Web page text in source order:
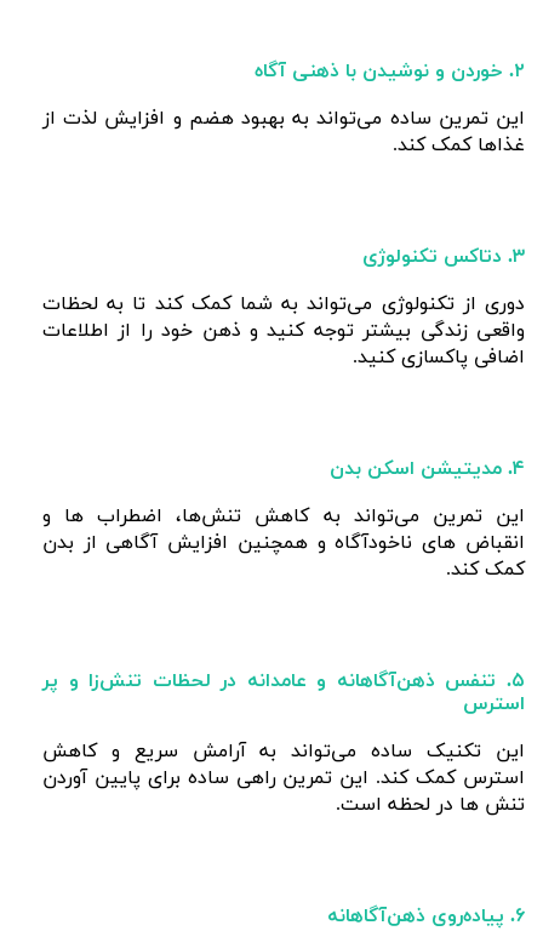
۲. خوردن و نوشیدن با ذهنی آگاه
این تمرین ساده می‌تواند به بهبود هضم و افزایش لذت از
غذاها کمک کند.
۳. دتاکس تکنولوژی
دوری از تکنولوژی می‌تواند به شما کمک کند تا به لحظات
واقعی زندگی بیشتر توجه کنید و ذهن خود را از اطلاعات
اضافی پاکسازی کنید.
۴. مدیتیشن اسکن بدن
این تمرین می‌تواند به کاهش تنش‌ها، اضطراب ها و
انقباض های ناخودآگاه و همچنین افزایش آگاهی از بدن
کمک کند.
۵. تنفس ذهن‌آگاهانه و عامدانه در لحظات تنش‌زا و پر
استرس
این تکنیک ساده می‌تواند به آرامش سریع و کاهش
استرس کمک کند. این تمرین راهی ساده برای پایین آوردن
تنش ها در لحظه است.
۶. پیاده‌روی ذهن‌آگاهانه